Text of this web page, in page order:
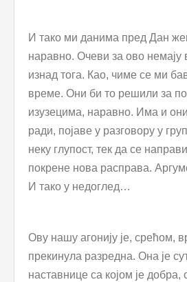
И тако ми данима пред Дан
наравно. Очеви за ово
изнад тога. Као, чиме се ми
време. Они би то решили за
изузецима, наравно. Има и
ради, појаве у разговору у
неку глупост, тек да се
покрене нова расправа.
И тако у недоглед…
Ову нашу агонију је, срећом,
прекинула разредна. Она је
наставнице са којом је добра,